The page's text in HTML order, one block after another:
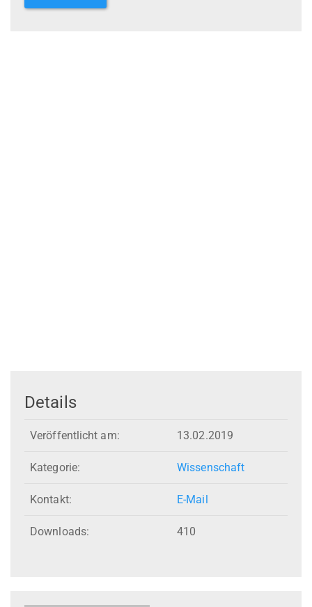
Details
Veröffentlicht am: 13.02.2019
Kategorie: Wissenschaft
Kontakt: E-Mail
Downloads: 410